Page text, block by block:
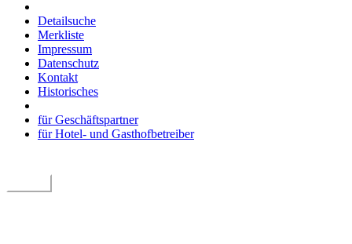
Detailsuche
Merkliste
Impressum
Datenschutz
Kontakt
Historisches
für Geschäftspartner
für Hotel- und Gasthofbetreiber